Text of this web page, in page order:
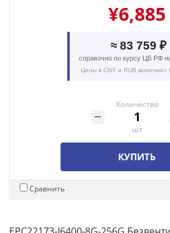
¥6,885
≈ 83 759 ₽
справочно по курсу ЦБ РФ
Цены в CNY и RUB включают
Количество
шт
КУПИТЬ
Сравнить